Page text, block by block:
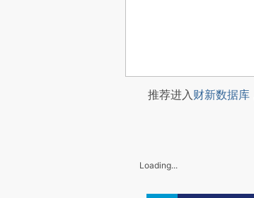
推荐进入财新数据库
Loading...